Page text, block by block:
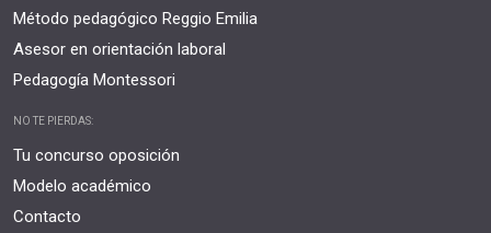
Método pedagógico Reggio Emilia
Asesor en orientación laboral
Pedagogía Montessori
NO TE PIERDAS:
Tu concurso oposición
Modelo académico
Contacto